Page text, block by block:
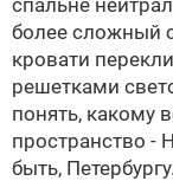
спальне
более сложный
кровати
решетками
понять, какому
пространство -
быть, Петербургу.